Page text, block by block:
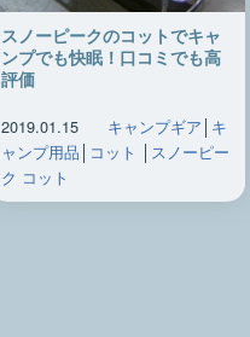
スノーピークのコットでキャ
ンプでも快眠！口コミでも高
評価
2019.01.15 キャンプギア │ キ
ャンプ用品 │ コット │ スノーピー
ク コット